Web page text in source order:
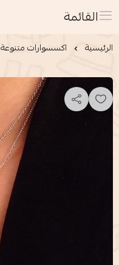
القائمة
الرئيسية اكسسوارات متنوعة